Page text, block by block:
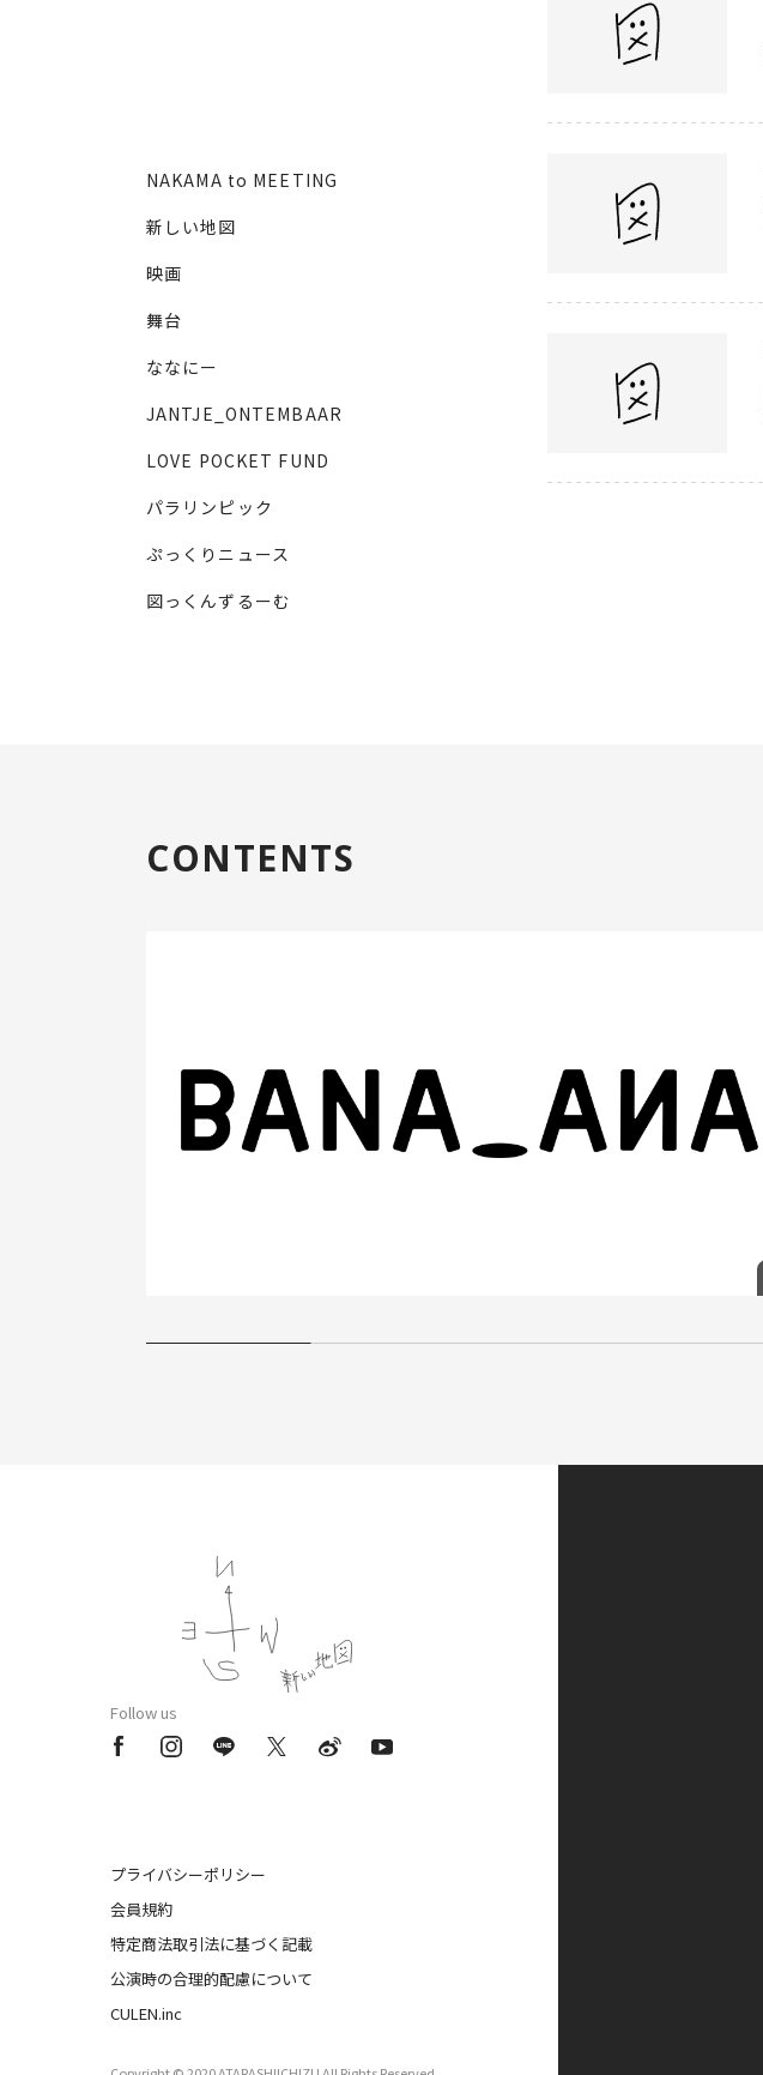
NAKAMA to MEETING
新しい地図
映画
舞台
ななにー
JANTJE_ONTEMBAAR
LOVE POCKET FUND
パラリンピック
ぷっくりニュース
図っくんずるーむ
CONTENTS
Follow us
プライバシーポリシー
会員規約
特定商法取引法に基づく記載
公演時の合理的配慮について
CULEN.inc